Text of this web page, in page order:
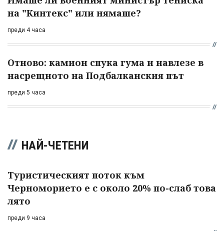
на "Кинтекс" или нямаше?
преди 4 часа
Отново: камион спука гума и навлезе в
насрещното на Подбалканския път
преди 5 часа
НАЙ-ЧЕТЕНИ
Туристическият поток към
Черноморието е с около 20% по-слаб това
лято
преди 9 часа